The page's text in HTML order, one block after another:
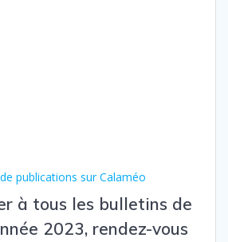
publications sur Calaméo
à tous les bulletins de
2023, rendez-vous